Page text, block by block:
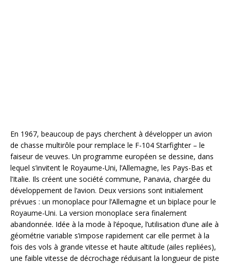
En 1967, beaucoup de pays cherchent à développer un avion
de chasse multirôle pour remplace le F-104 Starfighter – le
faiseur de veuves. Un programme européen se dessine, dans
lequel s’invitent le Royaume-Uni, l’Allemagne, les Pays-Bas et
l’Italie. Ils créent une société commune, Panavia, chargée du
développement de l’avion. Deux versions sont initialement
prévues : un monoplace pour l’Allemagne et un biplace pour le
Royaume-Uni. La version monoplace sera finalement
abandonnée. Idée à la mode à l’époque, l’utilisation d’une aile à
géométrie variable s’impose rapidement car elle permet à la
fois des vols à grande vitesse et haute altitude (ailes repliées),
une faible vitesse de décrochage réduisant la longueur de piste